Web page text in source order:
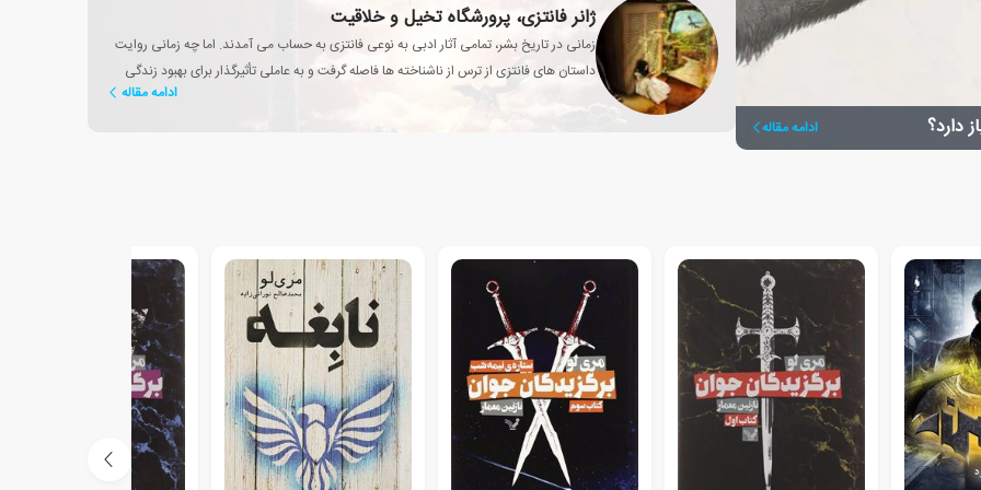
دارد؟ ادامه مقاله
ژانر فانتزی، پرورشگاه تخیل و خلاقیت
زمانی در تاریخ بشر، تمامی آثار ادبی به نوعی فانتزی به حساب می آمدند. اما چه زمانی روایت
داستان های فانتزی از ترس از ناشناخته ها فاصله گرفت و به عاملی تأثیرگذار برای بهبود زندگی
ادامه مقاله